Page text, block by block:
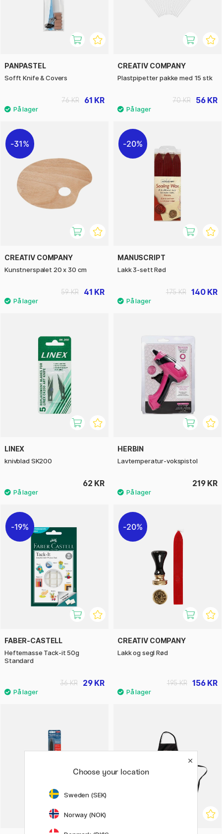
PANPASTEL
Sofft Knife & Covers
61 KR
76 KR
CREATIV COMPANY
Plastpipetter pakke med 15 stk
56 KR
70 KR
31%
CREATIV COMPANY
Kunstnerspalet 20 x 30 cm
41 KR
59 KR
20%
MANUSCRIPT
Lakk 3-sett Rød
140 KR
175 KR
LINEX
knivblad SK200
62 KR
HERBIN
Lavtemperatur-vokspistol
219 KR
19%
FABER-CASTELL
Heftemasse Tack-it 50g
Standard
29 KR
36 KR
20%
CREATIV COMPANY
Lakk og segl Rød
156 KR
195 KR
Choose your location
Sweden (SEK)
Norway (NOK)